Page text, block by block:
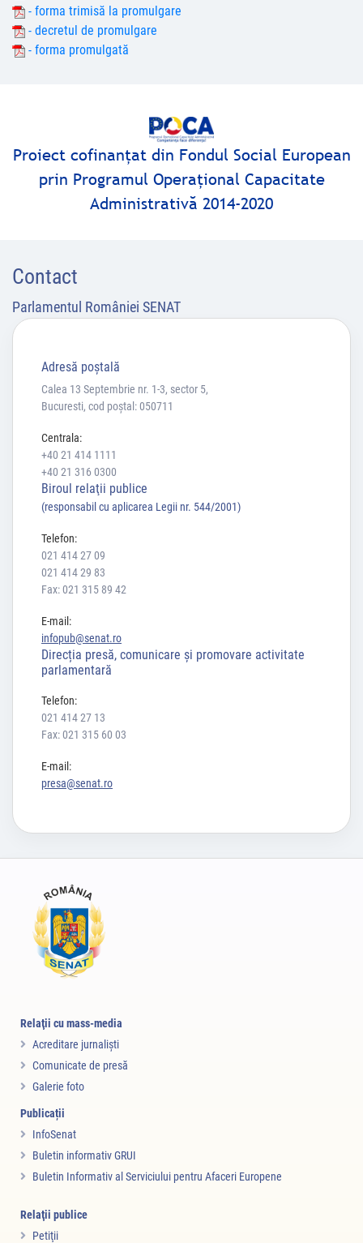
- forma trimisă la promulgare
- decretul de promulgare
- forma promulgată
Proiect cofinanţat din Fondul Social European
prin Programul Operaţional Capacitate
Administrativă 2014-2020
Contact
Parlamentul României SENAT
Adresă poştală
Calea 13 Septembrie nr. 1-3, sector 5,
Bucuresti, cod poștal: 050711
Centrala:
+40 21 414 1111
+40 21 316 0300
Biroul relaţii publice
(responsabil cu aplicarea Legii nr. 544/2001)
Telefon:
021 414 27 09
021 414 29 83
Fax: 021 315 89 42
E-mail:
infopub@senat.ro
Direcția presă, comunicare și promovare activitate
parlamentară
Telefon:
021 414 27 13
Fax: 021 315 60 03
E-mail:
presa@senat.ro
Relaţii cu mass-media
Acreditare jurnalişti
Comunicate de presă
Galerie foto
Publicații
InfoSenat
Buletin informativ GRUI
Buletin Informativ al Serviciului pentru Afaceri Europene
Relaţii publice
Petiţii